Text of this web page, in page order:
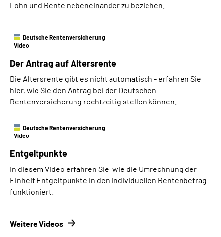
Lohn und Rente nebeneinander zu beziehen.
Deutsche Rentenversicherung
Video
Der Antrag auf Altersrente
Die Altersrente gibt es nicht automatisch - erfahren Sie
hier, wie Sie den Antrag bei der Deutschen
Rentenversicherung rechtzeitig stellen können.
Deutsche Rentenversicherung
Video
Entgeltpunkte
In diesem Video erfahren Sie, wie die Umrechnung der
Einheit Entgeltpunkte in den individuellen Rentenbetrag
funktioniert.
Weitere Videos